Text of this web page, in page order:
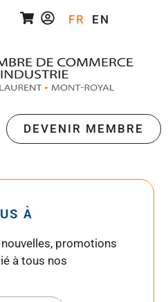
FR EN
DEVENIR MEMBRE
À
promotions
à tous nos